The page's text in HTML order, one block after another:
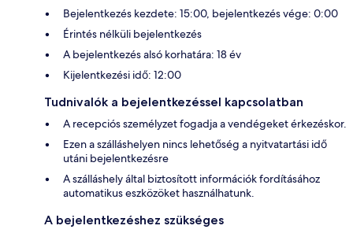
Bejelentkezés kezdete: 15:00, bejelentkezés vége: 0:00
Érintés nélküli bejelentkezés
A bejelentkezés alsó korhatára: 18 év
Kijelentkezési idő: 12:00
Tudnivalók a bejelentkezéssel kapcsolatban
A recepciós személyzet fogadja a vendégeket érkezéskor.
Ezen a szálláshelyen nincs lehetőség a nyitvatartási idő
utáni bejelentkezésre
A szálláshely által biztosított információk fordításához
automatikus eszközöket használhatunk.
A bejelentkezéshez szükséges